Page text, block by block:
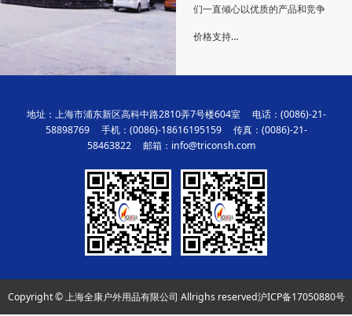
们一直倾心以优质的产品和竞争
价格支持…
地址：上海市浦东新区高科中路2810弄7号楼604室 电话：(0086)-21-
58898769 手机：(0086)-18616195159 传真：(0086)-21-
58463822 邮箱：info@triconsh.com
Copyright © 上海全康户外用品有限公司 Allrighs reserved沪ICP备17050880号